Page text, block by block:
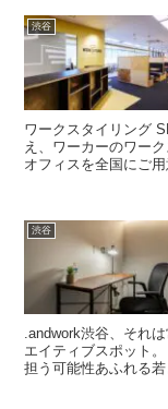
渋谷
ワークスタイリング
え、ワーカーのワー
オフィスを全国にご用
渋谷
.andwork渋谷、それ
エイティブスポット
担う可能性あふれる若